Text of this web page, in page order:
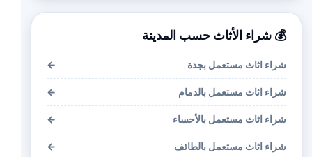
💰 شراء الأثاث حسب المدينة
شراء اثاث مستعمل بجدة ←
شراء اثاث مستعمل بالدمام ←
شراء اثاث مستعمل بالأحساء ←
شراء اثاث مستعمل بالطائف ←